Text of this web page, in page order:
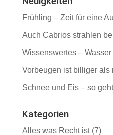
Frühling – Zeit für eine
Auch Cabrios strahlen
Wissenswertes – Wasser
Vorbeugen ist billiger als
Schnee und Eis – so
Kategorien
Alles was Recht ist(7)